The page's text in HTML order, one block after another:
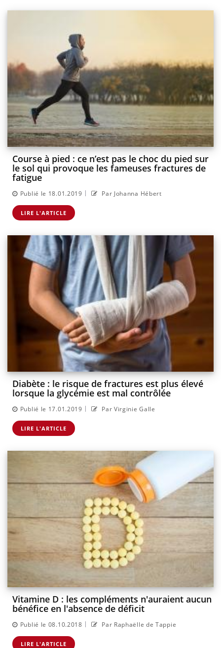
Course à pied : ce n’est pas le choc du pied sur
le sol qui provoque les fameuses fractures de
fatigue
Publié le 18.01.2019 | Par Johanna Hébert
LIRE L'ARTICLE
Diabète : le risque de fractures est plus élevé
lorsque la glycémie est mal contrôlée
Publié le 17.01.2019 | Par Virginie Galle
LIRE L'ARTICLE
Vitamine D : les compléments n'auraient aucun
bénéfice en l'absence de déficit
Publié le 08.10.2018 | Par Raphaëlle de Tappie
LIRE L'ARTICLE